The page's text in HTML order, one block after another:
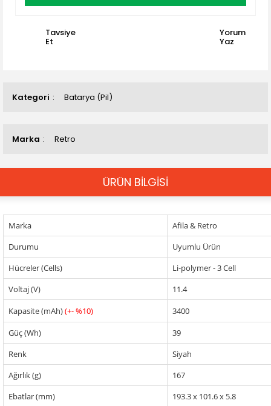
Kategori Batarya (Pil)
Marka Retro
Tavsiye
Et
Yorum
Yaz
ÜRÜN BİLGİSİ
Marka
Afila & Retro
Durumu
Uyumlu Ürün
Hücreler (Cells)
Li-polymer - 3 Cell
Voltaj (V)
11.4
Kapasite (mAh)(+- %10)
3400
Güç (Wh)
39
Renk
Siyah
Ağırlık (g)
167
Ebatlar (mm)
193.3 x 101.6 x 5.8